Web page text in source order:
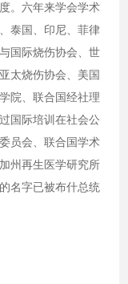
。六年来学会学术
泰国、印尼、菲律
国际烧伤协会、世
太烧伤协会、美国
院、联合国经社理
国际培训在社会公
员会、联合国学术
州再生医学研究所
名字已被布什总统